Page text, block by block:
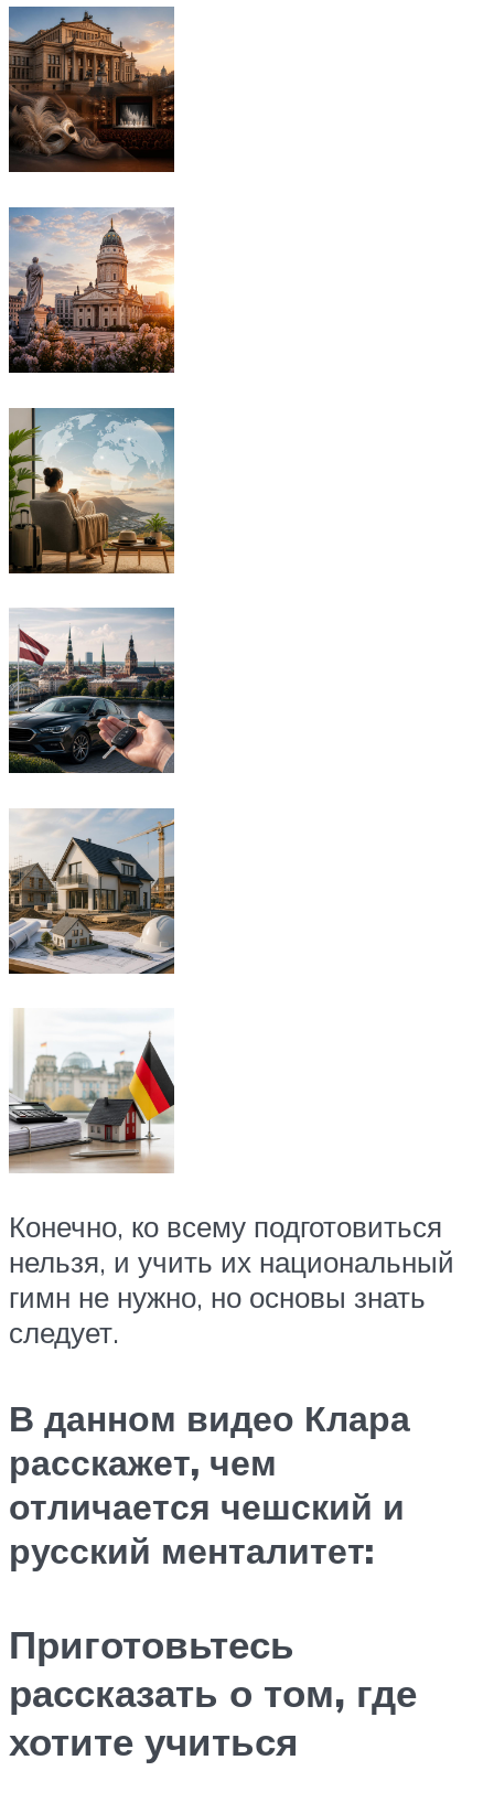
Конечно, ко всему подготовиться
нельзя, и учить их национальный
гимн не нужно, но основы знать
следует.
В данном видео Клара
расскажет, чем
отличается чешский и
русский менталитет:
Приготовьтесь
рассказать о том, где
хотите учиться